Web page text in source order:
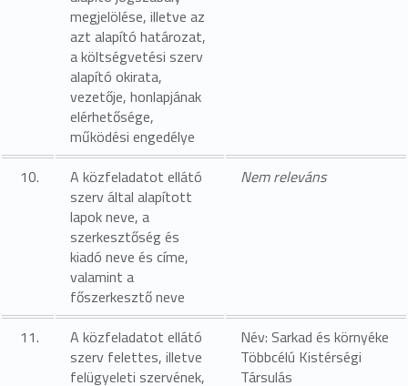
megjelölése, illetve az
azt alapító határozat,
a költségvetési szerv
alapító okirata,
vezetője, honlapjának
elérhetősége,
működési engedélye
10.
A közfeladatot ellátó
szerv által alapított
lapok neve, a
szerkesztőség és
kiadó neve és címe,
valamint a
főszerkesztő neve
Nem releváns
11.
A közfeladatot ellátó
szerv felettes, illetve
felügyeleti szervének,
Név: Sarkad és környéke
Többcélú Kistérségi
Társulás